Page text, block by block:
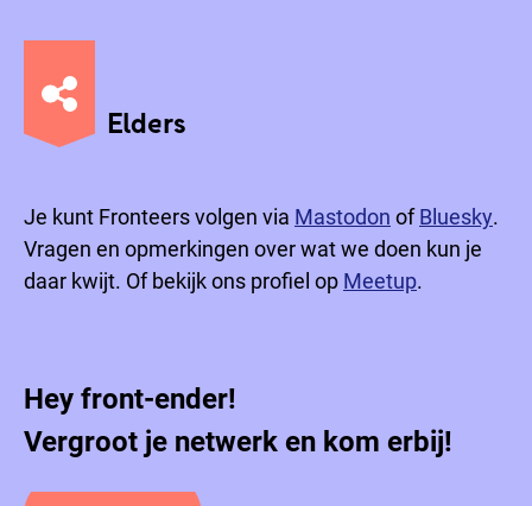
Elders
Je kunt Fronteers volgen via Mastodon ofBluesky.
Vragen en opmerkingen over wat we doen kun je
daar kwijt. Of bekijk ons profiel op Meetup.
Hey front-ender!
Vergroot je netwerk en kom erbij!